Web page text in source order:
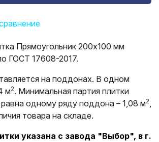
Прямоугольник 200х100 мм
ГОСТ 17608-2017.
на поддонах. В одном
м2. Минимальная партия плитки
одному ряду поддона – 1,08 м2
товара на складе.
указана с завода "Выбор", в г.